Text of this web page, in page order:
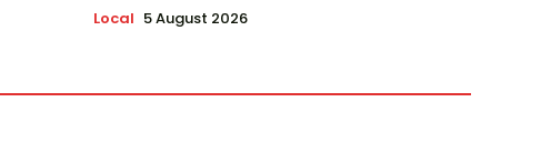
Local 5 August 2026